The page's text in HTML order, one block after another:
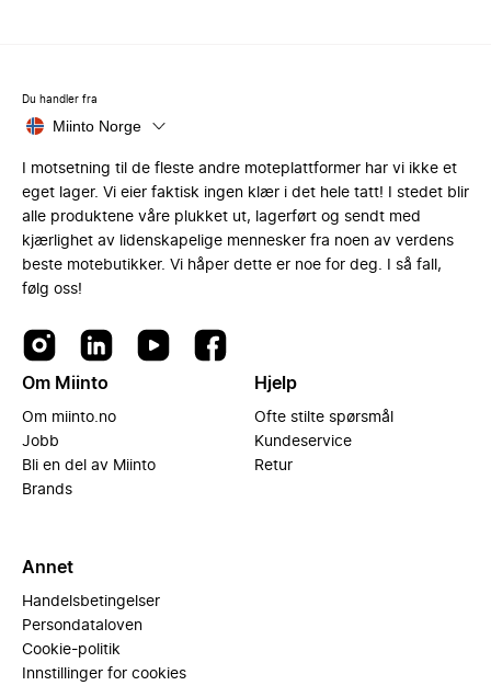
Du handler fra
Miinto Norge
I motsetning til de fleste andre moteplattformer har vi ikke et
eget lager. Vi eier faktisk ingen klær i det hele tatt! I stedet blir
alle produktene våre plukket ut, lagerført og sendt med
kjærlighet av lidenskapelige mennesker fra noen av verdens
beste motebutikker. Vi håper dette er noe for deg. I så fall,
følg oss!
Om Miinto
Om miinto.no
Jobb
Bli en del av Miinto
Brands
Hjelp
Ofte stilte spørsmål
Kundeservice
Retur
Annet
Handelsbetingelser
Persondataloven
Cookie-politik
Innstillinger for cookies